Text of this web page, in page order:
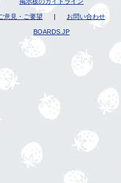
意見・ご要望 お問い合わせ
BOARDS.JP